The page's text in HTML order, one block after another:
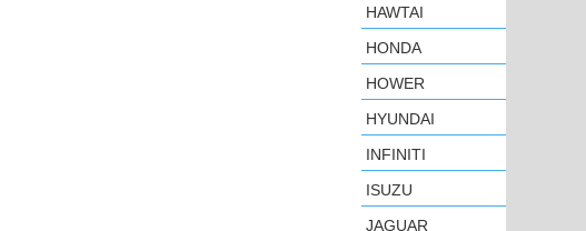
HAWTAI
HONDA
HOWER
HYUNDAI
INFINITI
ISUZU
JAGUAR